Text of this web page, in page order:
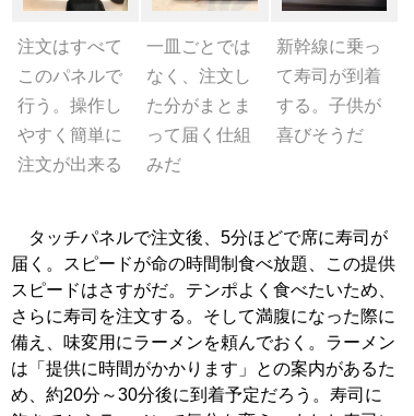
注文はすべて
このパネルで
行う。操作し
やすく簡単に
注文が出来る
一皿ごとでは
なく、注文し
た分がまとま
って届く仕組
みだ
新幹線に乗っ
て寿司が到着
する。子供が
喜びそうだ
タッチパネルで注文後、5分ほどで席に寿司が
届く。スピードが命の時間制食べ放題、この提供
スピードはさすがだ。テンポよく食べたいため、
さらに寿司を注文する。そして満腹になった際に
備え、味変用にラーメンを頼んでおく。ラーメン
は「提供に時間がかかります」との案内があるた
め、約20分～30分後に到着予定だろう。寿司に